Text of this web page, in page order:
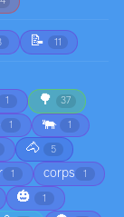
📝 11
1 🌳 37
1 🐃 1
🐴 5
1 corps 1
🎃 1